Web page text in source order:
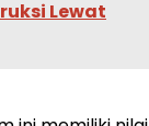
Lewat